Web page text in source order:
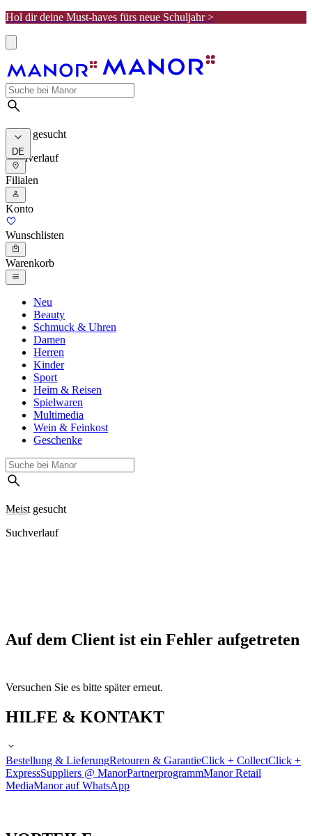
Hol dir deine Must-haves fürs neue Schuljahr >
Meist gesucht
Suchverlauf
DE
Filialen
Konto
Wunschlisten
Warenkorb
Neu
Beauty
Schmuck & Uhren
Damen
Herren
Kinder
Sport
Heim & Reisen
Spielwaren
Multimedia
Wein & Feinkost
Geschenke
Meist gesucht
Suchverlauf
Auf dem Client ist ein Fehler aufgetreten
Versuchen Sie es bitte später erneut.
HILFE & KONTAKT
Bestellung & LieferungRetouren & GarantieClick + CollectClick +
ExpressSuppliers @ ManorPartnerprogrammManor Retail
MediaManor auf WhatsApp